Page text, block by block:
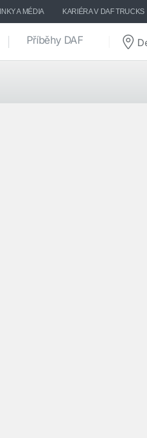
A MÉDIA KARIÉRA V DAF TRUCKS
Příběhy DAF